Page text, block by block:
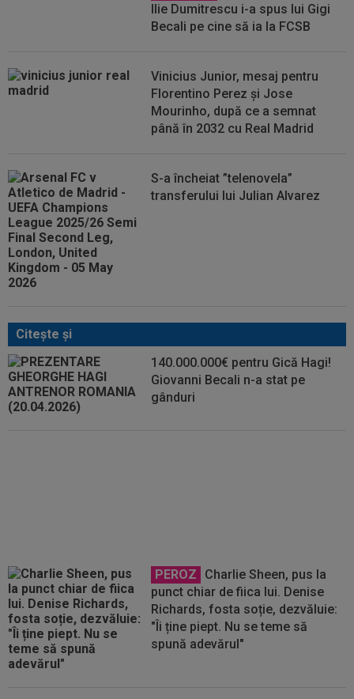
Ilie Dumitrescu i-a spus lui Gigi
Becali pe cine să ia la FCSB
Vinicius Junior, mesaj pentru
Florentino Perez și Jose
Mourinho, după ce a semnat
până în 2032 cu Real Madrid
S-a încheiat ”telenovela”
transferului lui Julian Alvarez
Citeşte şi
140.000.000€ pentru Gică Hagi!
Giovanni Becali n-a stat pe
gânduri
PEROZ
Charlie Sheen, pus la
punct chiar de fiica lui. Denise
Richards, fosta soție, dezvăluie:
"Îi ține piept. Nu se teme să
spună adevărul"